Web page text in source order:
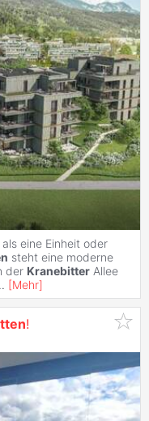
eine Einheit oder
steht eine moderne
der Kranebitter Allee
[Mehr]
!